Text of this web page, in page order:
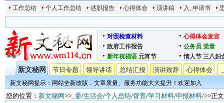
工作总结 个人工作总结 述职报告 心得体会 演讲稿 入_申请书
对照检查材料
心得体会发言
政府工作报告
公务员 党章
新年祝福语 元宵节 情人节 三八妇
新文秘网 节日专题 领导讲话 总结汇报 演讲致辞 心得体会
新文秘网提示：网站全新改版，文章质量、服务功能大大提升！欢迎加入
您的位置： 新文秘网>> _委/生活会/个人总结/督查/学习材料/申报材料/>>正文